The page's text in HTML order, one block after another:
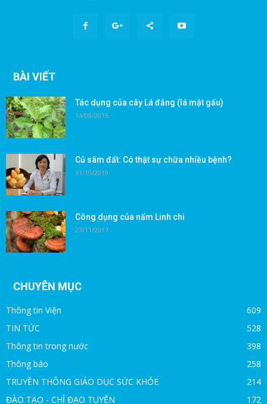
BÀI VIẾT
Tác dụng của cây Lá đắng (lá mật gấu)
14/08/2016
Củ sâm đất: Có thật sự chữa nhiều bệnh?
31/10/2019
Công dụng của nấm Linh chi
27/11/2017
CHUYÊN MỤC
Thông tin Viện
609
TIN TỨC
528
Thông tin trong nước
398
Thông báo
258
TRUYỀN THÔNG GIÁO DỤC SỨC KHỎE
214
ĐÀO TẠO - CHỈ ĐẠO TUYẾN
172